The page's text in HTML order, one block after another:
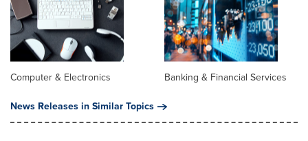
Computer & Electronics
Banking & Financial Services
News Releases in Similar Topics